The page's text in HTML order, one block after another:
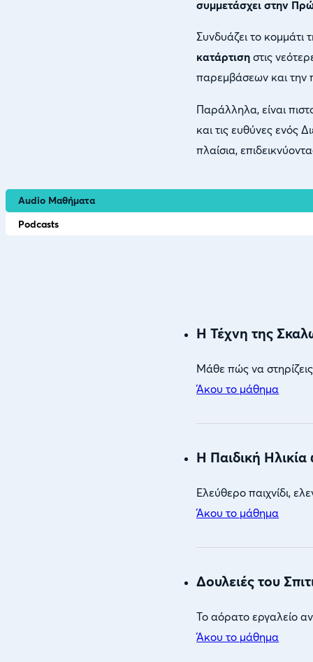
συμμετάσχει στην
Συνδυάζει το κομμάτι
κατάρτισηστις
παρεμβάσεων και την
Παράλληλα, είναι
και τις ευθύνες ενός
πλαίσια,
Audio Μαθήματα
Podcasts
Η Τέχνη της
Μάθε πώς να
Άκου το μάθημα
Η Παιδική
Ελεύθερο παιχνίδι,
Άκου το μάθημα
Δουλειές του
Το αόρατο εργαλείο
Άκου το μάθημα